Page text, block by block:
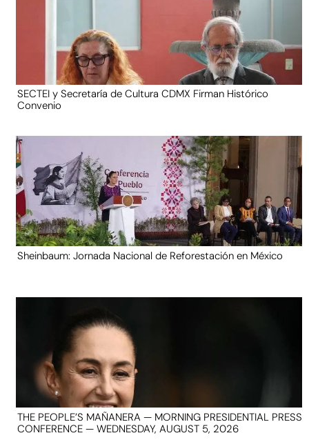
SECTEI y Secretaría de Cultura CDMX Firman Histórico
Convenio
Sheinbaum: Jornada Nacional de Reforestación en México
THE PEOPLE’S MAÑANERA — MORNING PRESIDENTIAL PRESS
CONFERENCE — WEDNESDAY, AUGUST 5, 2026